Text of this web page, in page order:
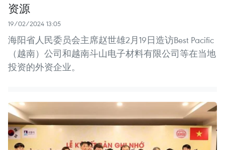
资源
19/02/2024 13:05
海阳省人民委员会主席赵世雄2月19日造访Best Pacific
（越南）公司和越南斗山电子材料有限公司等在当地
投资的外资企业。